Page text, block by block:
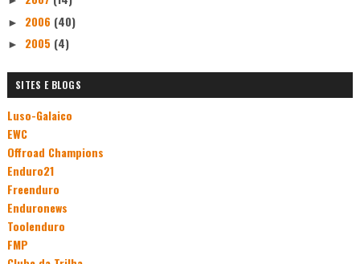
► 2006 (40)
► 2005 (4)
SITES E BLOGS
Luso-Galaico
EWC
Offroad Champions
Enduro21
Freenduro
Enduronews
Toolenduro
FMP